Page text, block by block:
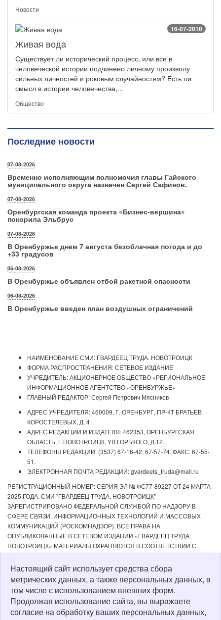
Новости
16-07-2010
Живая вода
Существует ли исторический процесс, или все в
человеческой истории подчинено личному произволу
сильных личностей и роковым случайностям? Есть ли
смысл в истории человечества,...
Общество
Последние новости
07-08-2026
Временно исполняющим полномочия главы Гайского
муниципального округа назначен Сергей Сафинов.
07-08-2026
Оренбургская команда проекта «Бизнес‑вершина»
покорила Эльбрус
07-08-2026
В Оренбуржье днем 7 августа безоблачная погода и до
+33 градусов
06-08-2026
В Оренбуржье объявлен отбой ракетной опасности
06-08-2026
В Оренбуржье введен план воздушных ограничений
НАИМЕНОВАНИЕ СМИ: ГВАРДЕЕЦ ТРУДА. НОВОТРОИЦК
ФОРМА РАСПРОСТРАНЕНИЯ: СЕТЕВОЕ ИЗДАНИЕ
УЧРЕДИТЕЛЬ: АКЦИОНЕРНОЕ ОБЩЕСТВО «РЕГИОНАЛЬНОЕ
ИНФОРМАЦИОННОЕ АГЕНТСТВО «ОРЕНБУРЖЬЕ»
ГЛАВНЫЙ РЕДАКТОР: Сергей Петрович Мясников
АДРЕС УЧРЕДИТЕЛЯ: 460009, Г. ОРЕНБУРГ, ПР-КТ БРАТЬЕВ
КОРОСТЕЛЕВЫХ, Д. 4
АДРЕС РЕДАКЦИИ И ИЗДАТЕЛЯ: 462353, ОРЕНБУРГСКАЯ
ОБЛАСТЬ, Г.НОВОТРОИЦК, УЛ.ГОРЬКОГО, Д.12.
ТЕЛЕФОНЫ РЕДАКЦИИ: (3537) 67-16-42; 67-57-74. ФАКС: 67-55-
51.
ЭЛЕКТРОННАЯ ПОЧТА РЕДАКЦИИ: gvardeets_truda@mail.ru
РЕГИСТРАЦИОННЫЙ НОМЕР: СЕРИЯ ЭЛ № ФС77-89227 ОТ 24 МАРТА
2025 ГОДА. СМИ "ГВАРДЕЕЦ ТРУДА. НОВОТРОИЦК"
ЗАРЕГИСТРИРОВАНО ФЕДЕРАЛЬНОЙ СЛУЖБОЙ ПО НАДЗОРУ В
СФЕРЕ СВЯЗИ, ИНФОРМАЦИОННЫХ ТЕХНОЛОГИЙ И МАССОВЫХ
КОММУНИКАЦИЙ (РОСКОМНАДЗОР). ВСЕ ПРАВА НА
ОПУБЛИКОВАННЫЕ В СЕТЕВОМ ИЗДАНИИ «ГВАРДЕЕЦ ТРУДА.
НОВОТРОИЦК» МАТЕРИАЛЫ ОХРАНЯЮТСЯ В СООТВЕТСТВИИ С
ЗАКОНОДАТЕЛЬСТВОМ РФ. ЛЮБОЕ ИСПОЛЬЗОВАНИЕ МАТЕРИАЛОВ
ДОПУСКАЕТСЯ ТОЛЬКО ПО СОГЛАСОВАНИЮ С РЕДАКЦИЕЙ С
ОБЯЗАТЕЛЬНОЙ АКТИВНОЙ ССЫЛКОЙ НА ИСТОЧНИК. РЕДАКЦИЯ НЕ
НЕСЕТ ОТВЕТСТВЕННОСТИ ЗА ДОСТОВЕРНОСТЬ РЕКЛАМНЫХ
МАТЕРИАЛОВ, РАЗМЕЩЕННЫХ В СЕТЕВОМ ИЗДАНИИ «ГВАРДЕЕЦ
ТРУДА. НОВОТРОИЦК», А ТАКЖЕ ЗА СОДЕРЖАНИЕ ВЕБ-САЙТОВ, НА
КОТОРЫЕ ДАНЫ ГИПЕРССЫЛКИ. ДЛЯ ДЕТЕЙ СТАРШЕ 16 ЛЕТ.
Настоящий сайт использует средства сбора
метрических данных, а также персональных данных, в
том числе с использованием внешних форм.
Продолжая использование сайта, вы выражаете
согласие на обработку ваших персональных данных,